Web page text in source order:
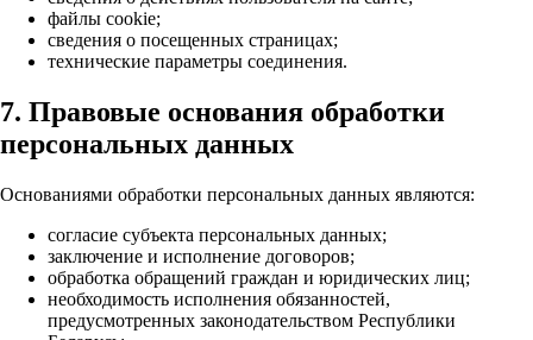
файлы cookie;
сведения о посещенных страницах;
технические параметры соединения.
7. Правовые основания обработки
персональных данных
Основаниями обработки персональных данных являются:
согласие субъекта персональных данных;
заключение и исполнение договоров;
обработка обращений граждан и юридических лиц;
необходимость исполнения обязанностей,
предусмотренных законодательством Республики